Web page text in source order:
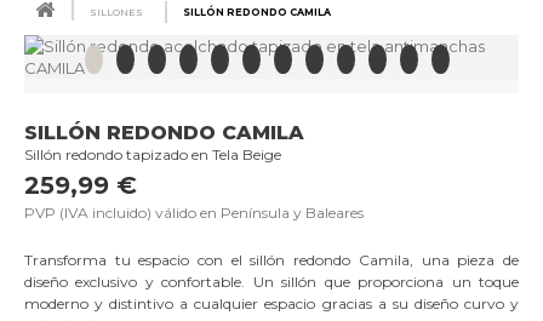
SILLONES SILLÓN REDONDO CAMILA
SILLÓN REDONDO CAMILA
Sillón redondo tapizado en Tela Beige
259,99 €
PVP (IVA incluido) válido en Península y Baleares
Transforma tu espacio con el sillón redondo Camila, una pieza de
diseño exclusivo y confortable. Un sillón que proporciona un toque
moderno y distintivo a cualquier espacio gracias a su diseño curvo y